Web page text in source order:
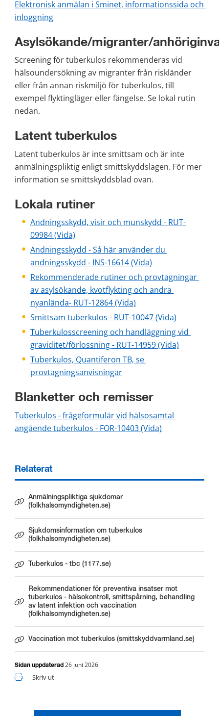
Elektronisk anmälan i Sminet, informationssida och
inloggning
Asylsökande/migranter/
Screening för tuberkulos rekommenderas vid
hälsoundersökning av migranter från riskländer
eller från annan riskmiljö för tuberkulos, till
exempel flyktingläger eller fängelse. Se lokal rutin
nedan.
Latent tuberkulos
Latent tuberkulos är inte smittsam och är inte
anmälningspliktig enligt smittskyddslagen. För mer
information se smittskyddsblad ovan.
Lokala rutiner
Andningsskydd, visir och munskydd - RUT-
09984 (Vida)
Andningsskydd - Så här använder du
andningsskydd - INS-16614 (Vida)
Rekommenderade rutiner och provtagningar
av asylsökande, kvotflykting och andra
nyanlända- RUT-12864 (Vida)
Smittsam tuberkulos - RUT-10047 (Vida)
Tuberkulosscreening och handläggning vid
graviditet/förlossning - RUT-14959 (Vida)
Tuberkulos, Quantiferon TB, se
provtagningsanvisningar
Blanketter och remisser
Tuberkulos - frågeformulär vid hälsosamtal
angående tuberkulos - FOR-10403 (Vida)
Relaterat
Anmälningspliktiga sjukdomar
(folkhalsomyndigheten.se)
Länk till annan webbplats.
Sjukdomsinformation om tuberkulos
(folkhalsomyndigheten.se)
Länk till annan webbplats.
Tuberkulos - tbc (1177.se)
Länk till annan webbplats.
Rekommendationer för preventiva insatser mot
tuberkulos - hälsokontroll, smittspårning, behandling
av latent infektion och vaccination
(folkhalsomyndigheten.se)
Länk till annan webbplats.
Vaccination mot tuberkulos (smittskyddvarmland.se)
Sidan uppdaterad 26 juni 2026
Skriv ut